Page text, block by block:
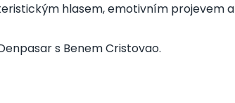
hlasem, emotivním projevem a
s Benem Cristovao.